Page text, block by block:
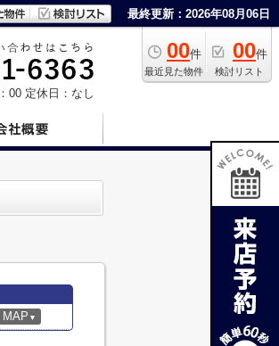
最終更新：2026年08月06日
00件
最近見た物件
00件
検討リスト
00 定休日：なし
MAP ▼